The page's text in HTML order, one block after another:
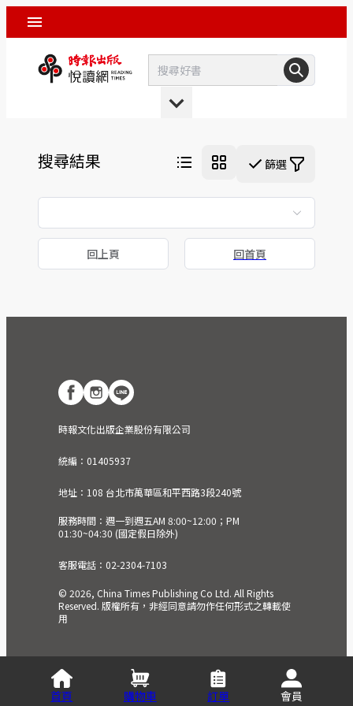
搜尋結果 篩選
回上頁 回首頁
時報文化出版企業股份有限公司
統編：01405937
地址：108 台北市萬華區和平西路3段240號
服務時間：週一到週五AM 8:00~12:00；PM
01:30~04:30 (國定假日除外)
客服電話：02-2304-7103
© 2026, China Times Publishing Co Ltd. All Rights
Reserved. 版權所有，非經同意請勿作任何形式之轉載使
用
首頁 購物車 訂單 會員